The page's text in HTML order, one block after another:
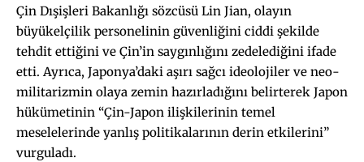
Çin Dışişleri Bakanlığı sözcüsü Lin Jian, olayın
büyükelçilik personelinin güvenliğini ciddi şekilde
tehdit ettiğini ve Çin’in saygınlığını zedelediğini ifade
etti. Ayrıca, Japonya’daki aşırı sağcı ideolojiler ve neo-
militarizmin olaya zemin hazırladığını belirterek Japon
hükümetinin “Çin-Japon ilişkilerinin temel
meselelerinde yanlış politikalarının derin etkilerini”
vurguladı.